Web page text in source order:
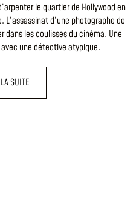
le quartier de Hollywood en
L’assassinat d’une photographe de
dans les coulisses du cinéma. Une
une détective atypique.
SUITE